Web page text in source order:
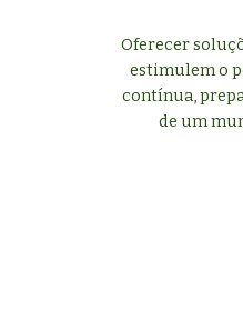
Oferecer
estimulem o
contínua,
de um